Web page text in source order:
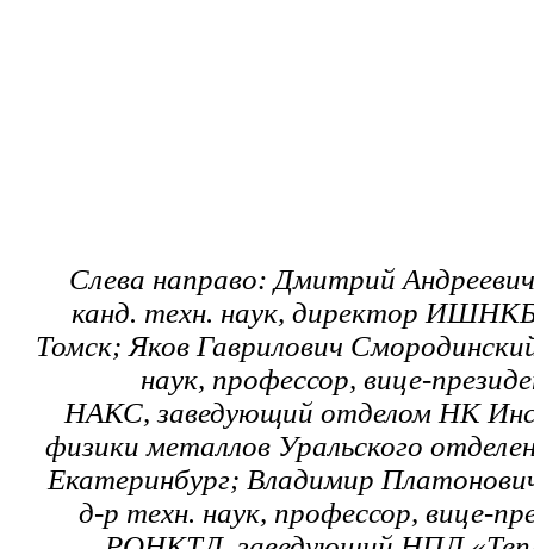
Слева направо: Дмитрий
канд. техн. наук,директор
Томск; Яков Гаврилович
наук, профессор, вице-
НАКС, заведующий отделом НК
физики металлов Уральского
Екатеринбург; Владимир
д-р техн. наук, профессор, вице-